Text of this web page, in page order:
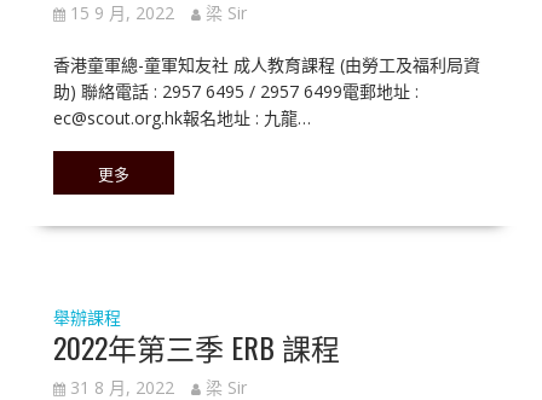
15 9 月, 2022 梁 Sir
香港童軍總-童軍知友社 成人教育課程 (由勞工及福利局資
助) 聯絡電話 : 2957 6495 / 2957 6499電郵地址 :
ec@scout.org.hk報名地址 : 九龍…
更多
舉辦課程
2022年第三季 ERB 課程
31 8 月, 2022 梁 Sir